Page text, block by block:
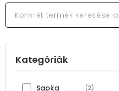
Kategóriák
Sapka (2)